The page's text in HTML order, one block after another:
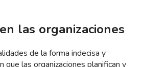
las organizaciones
de la forma indecisa y
que las organizaciones planifican y